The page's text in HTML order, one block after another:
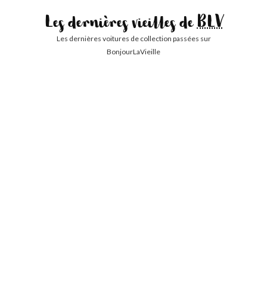
Les dernières vieilles deBLV
Les dernières voitures de collection passées sur
BonjourLaVieille